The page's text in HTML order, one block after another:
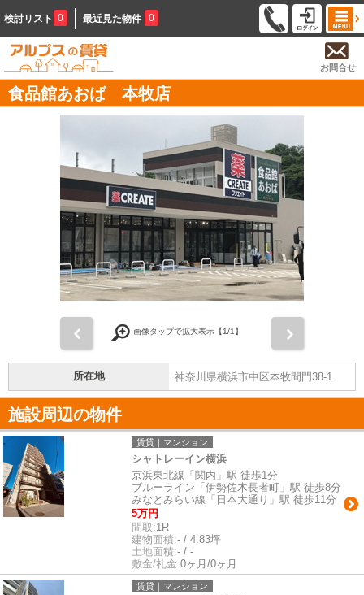
検討リスト 0 最近見た物件 0
お問合せ
食品館あおば 本牧店
画像タップで拡大表示【1/1】
所在地 神奈川県横浜市中区本牧間門38-1
施設周辺の物件
賃貸｜マンション
シャトレーイン横浜
京浜東北線「関内」駅 徒歩1分
ブルーライン「伊勢佐木長者町」駅 徒歩8分
みなとみらい線「日本大通り」駅 徒歩11分
5万円
間取:1R
建物面積:- / 4.83坪
土地面積:- / -
敷金/礼金:0ヶ月/0ヶ月
賃貸｜マンション